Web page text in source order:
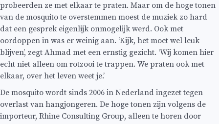
probeerden ze met elkaar te praten. Maar om de hoge tonen
van de mosquito te overstemmen moest de muziek zo hard
dat een gesprek eigenlijk onmogelijk werd. Ook met
oordoppen in was er weinig aan. ‘Kijk, het moet wel leuk
blijven’, zegt Ahmad met een ernstig gezicht. ‘Wij komen hier
echt niet alleen om rotzooi te trappen. We praten ook met
elkaar, over het leven weet je.’
De mosquito wordt sinds 2006 in Nederland ingezet tegen
overlast van hangjongeren. De hoge tonen zijn volgens de
importeur, Rhine Consulting Group, alleen te horen door